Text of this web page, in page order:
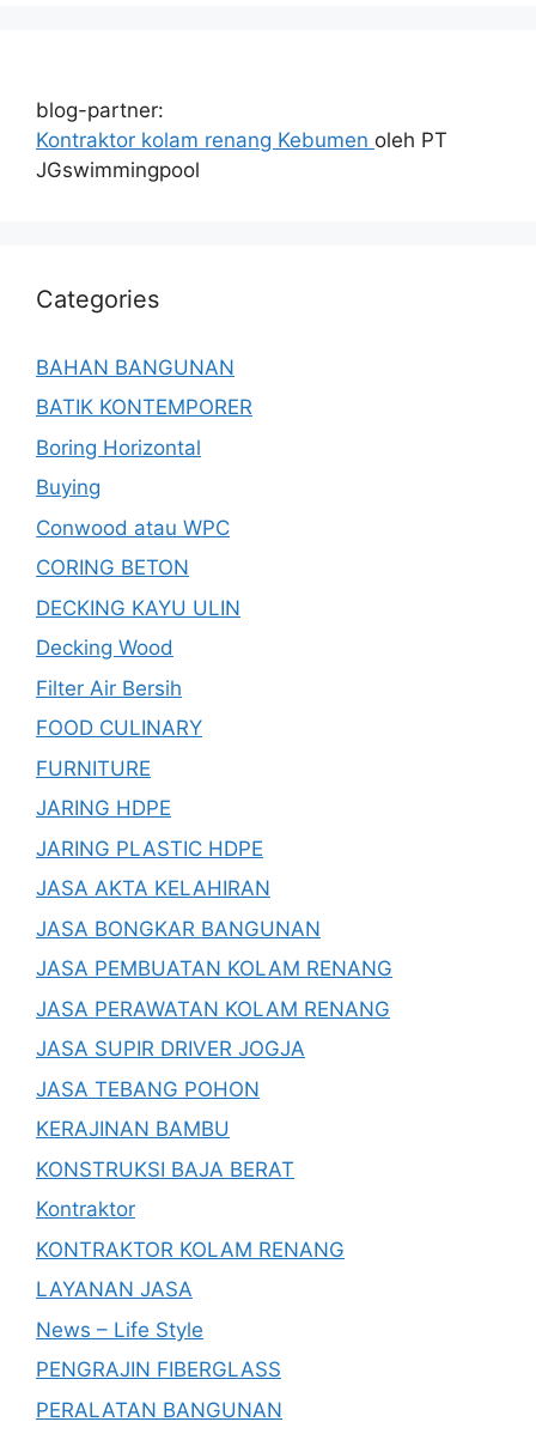
blog-partner:
Kontraktor kolam renang Kebumen oleh PT
JGswimmingpool
Categories
BAHAN BANGUNAN
BATIK KONTEMPORER
Boring Horizontal
Buying
Conwood atau WPC
CORING BETON
DECKING KAYU ULIN
Decking Wood
Filter Air Bersih
FOOD CULINARY
FURNITURE
JARING HDPE
JARING PLASTIC HDPE
JASA AKTA KELAHIRAN
JASA BONGKAR BANGUNAN
JASA PEMBUATAN KOLAM RENANG
JASA PERAWATAN KOLAM RENANG
JASA SUPIR DRIVER JOGJA
JASA TEBANG POHON
KERAJINAN BAMBU
KONSTRUKSI BAJA BERAT
Kontraktor
KONTRAKTOR KOLAM RENANG
LAYANAN JASA
News – Life Style
PENGRAJIN FIBERGLASS
PERALATAN BANGUNAN